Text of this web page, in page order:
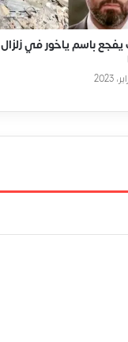
يفجع باسم ياخور في زلزال